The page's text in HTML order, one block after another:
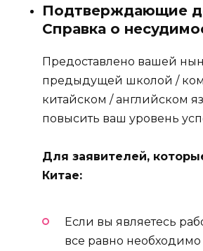
Подтверждающие
Справка о
Предоставлено вашей
предыдущей школой /
китайском / английском
повысить ваш уровень
Для заявителей,
Китае:
Если вы являетесь
все равно необходимо